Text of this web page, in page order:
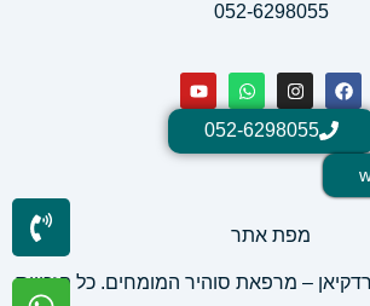
052-6298055
052-6298055
מפת אתר
ארדקיאן – מרפאת סוהיר המומחים. כל הזכויות